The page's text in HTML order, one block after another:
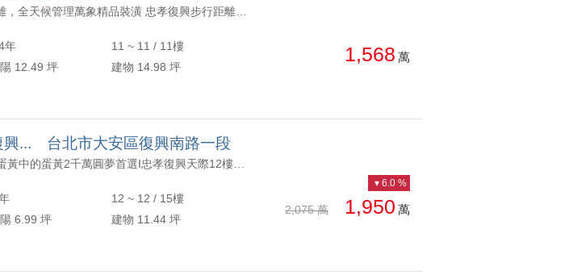
年
11 ~ 11 / 11樓
12.49 坪
建物 14.98 坪
1,568 萬
興... 台北市大安區復興南路一段
12 ~ 12 / 15樓
6.99 坪
建物 11.44 坪
2,075 萬 1,950 萬
6.0 %